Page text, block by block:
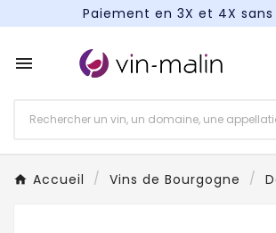
Paiement en 3X et 4X
Paiement en 3X et 4X sans

Accueil Vins de Bourgogne